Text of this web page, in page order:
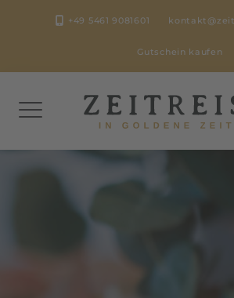
+49 5461 9081601
Gutschein kaufen